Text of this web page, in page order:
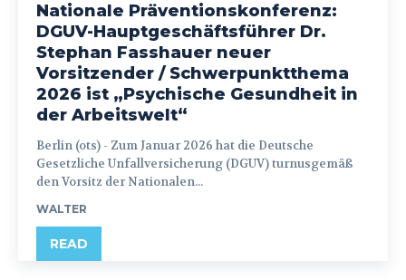
Nationale Präventionskonferenz:
DGUV-Hauptgeschäftsführer Dr.
Stephan Fasshauer neuer
Vorsitzender / Schwerpunktthema
2026 ist „Psychische Gesundheit in
der Arbeitswelt“
Berlin (ots) - Zum Januar 2026 hat die Deutsche
Gesetzliche Unfallversicherung (DGUV) turnusgemäß
den Vorsitz der Nationalen...
WALTER
READ